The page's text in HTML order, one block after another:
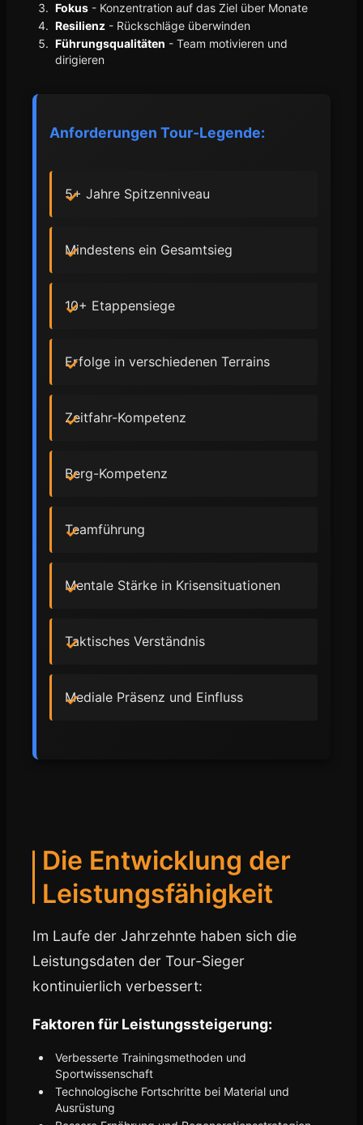
Fokus - Konzentration auf das Ziel über Monate
Resilienz - Rückschläge überwinden
Führungsqualitäten - Team motivieren und
dirigieren
Anforderungen Tour-Legende:
5+ Jahre Spitzenniveau
Mindestens ein Gesamtsieg
10+ Etappensiege
Erfolge in verschiedenen Terrains
Zeitfahr-Kompetenz
Berg-Kompetenz
Teamführung
Mentale Stärke in Krisensituationen
Taktisches Verständnis
Mediale Präsenz und Einfluss
Die Entwicklung der
Leistungsfähigkeit
Im Laufe der Jahrzehnte haben sich die
Leistungsdaten der Tour-Sieger
kontinuierlich verbessert:
Faktoren für Leistungssteigerung:
Verbesserte Trainingsmethoden und
Sportwissenschaft
Technologische Fortschritte bei Material und
Ausrüstung